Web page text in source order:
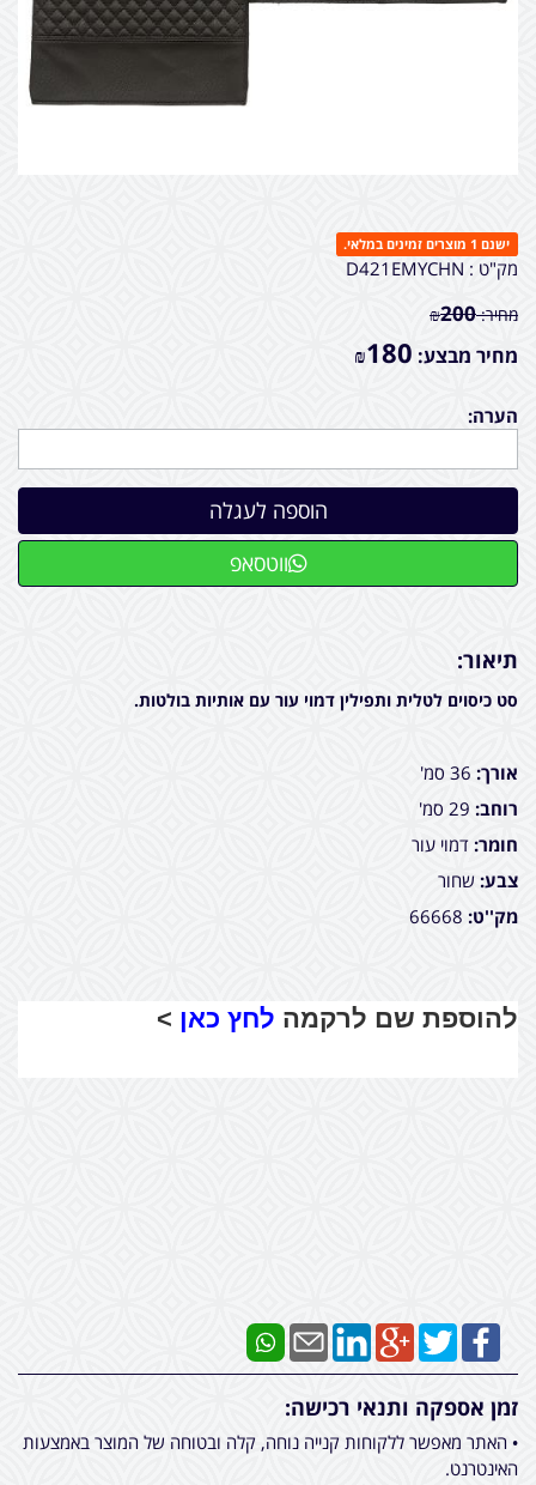
ישנם 1 מוצרים זמינים במלאי.
מק"ט : D421EMYCHN
מחיר: ₪200
מחיר מבצע: ₪180
הערה:
ווטסאפ
תיאור:
סט כיסוים לטלית ותפילין דמוי עור עם אותיות בולטות.
אורך: 36 סמ'
רוחב:
חומר: דמוי עור
צבע: שחור
מק''ט:
להוספת שם לרקמה לחץ כאן >
זמן אספקה ותנאי רכישה:
• האתר מאפשר ללקוחות קנייה נוחה, קלה ובטוחה של המוצר באמצעות
האינטרנט.